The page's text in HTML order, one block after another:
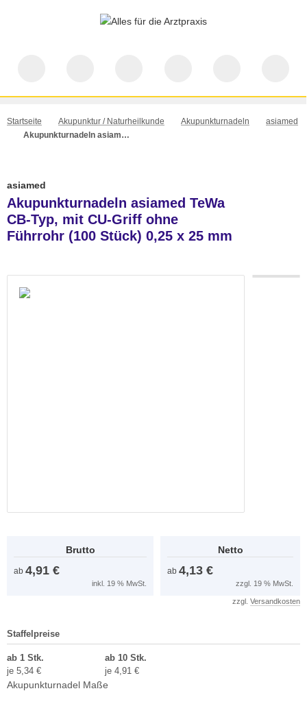
Startseite Akupunktur / Naturheilkunde Akupunkturnadeln
asiamed
Akupunkturnadeln asiamed TeWa CB-Typ, mit CU-Griff ohne Führrohr (100 Stück) 0,25 x 25 mm
asiamed
Akupunkturnadeln asiamed TeWa
CB-Typ, mit CU-Griff ohne
Führrohr (100 Stück) 0,25 x 25 mm
Brutto
ab 4,91 €
inkl. 19 % MwSt.
Netto
ab 4,13 €
zzgl. 19 % MwSt.
zzgl. Versandkosten
Staffelpreise
ab 1 Stk.
je 5,34 €
ab 10 Stk.
je 4,91 €
Akupunkturnadel Maße